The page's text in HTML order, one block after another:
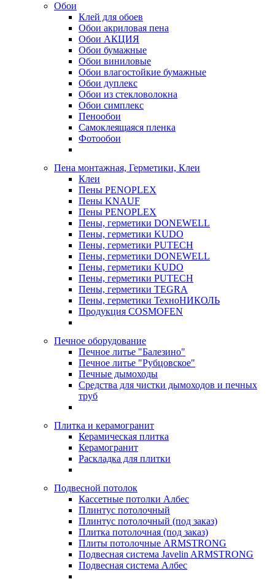
Обои
Клей для обоев
Обои акриловая пена
Обои АКЦИЯ
Обои бумажные
Обои виниловые
Обои влагостойкие бумажные
Обои дуплекс
Обои из стекловолокна
Обои симплекс
Пенообои
Самоклеящаяся пленка
Фотообои
Пена монтажная, Герметики, Клеи
Клеи
Пены PENOPLEX
Пены KNAUF
Пены PENOPLEX
Пены, герметики DONEWELL
Пены, герметики KUDO
Пены, герметики PUTECH
Пены, герметики DONEWELL
Пены, герметики KUDO
Пены, герметики PUTECH
Пены, герметики TEGRA
Пены, герметики ТехноНИКОЛЬ
Продукция COSMOFEN
Печное оборудование
Печное литье "Балезино"
Печное литье "Рубцовское"
Печные дымоходы
Средства для чистки дымоходов и печных
труб
Плитка и керамогранит
Керамическая плитка
Керамогранит
Раскладка для плитки
Подвесной потолок
Кассетные потолки Албес
Плинтус потолочный
Плинтус потолочный (под заказ)
Плитка потолочная (под заказ)
Плиты потолочные ARMSTRONG
Подвесная система Javelin ARMSTRONG
Подвесная система Албес